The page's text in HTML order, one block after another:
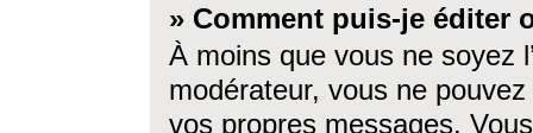
» Comment puis-je éditer
À moins que vous ne soyez
modérateur, vous ne
vos propres messages.